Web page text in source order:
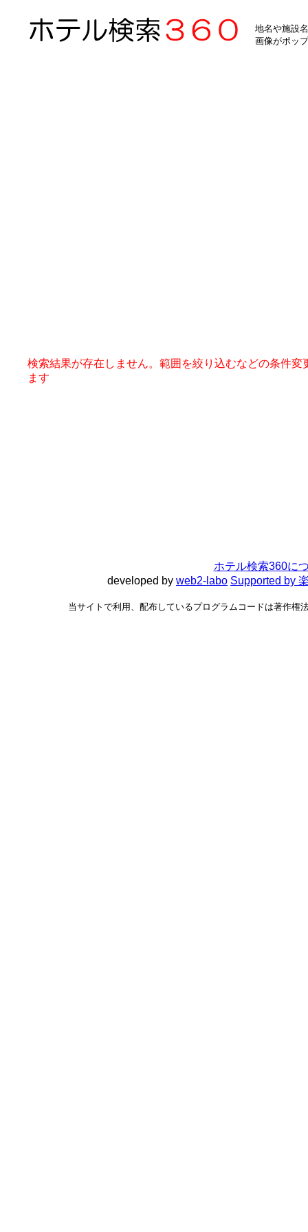
地名や施設
画像がポッ
検索結果が存在しません。範囲を絞り込むなどの条件変
ます
ホテル検索360に
developed by web2-labo Supported by
当サイトで利用、配布しているプログラムコードは著作